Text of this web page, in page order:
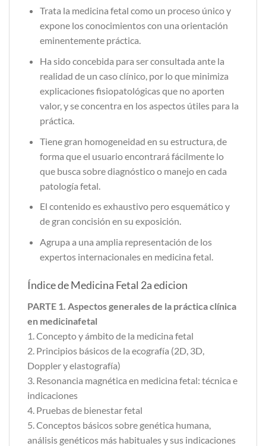
Trata la medicina fetal como un proceso único y
expone los conocimientos con una orientación
eminentemente práctica.
Ha sido concebida para ser consultada ante la
realidad de un caso clínico, por lo que minimiza
explicaciones fisiopatológicas que no aporten
valor, y se concentra en los aspectos útiles para la
práctica.
Tiene gran homogeneidad en su estructura, de
forma que el usuario encontrará fácilmente lo
que busca sobre diagnóstico o manejo en cada
patología fetal.
El contenido es exhaustivo pero esquemático y
de gran concisión en su exposición.
Agrupa a una amplia representación de los
expertos internacionales en medicina fetal.
Índice de Medicina Fetal 2a edicion
PARTE 1. Aspectos generales de la práctica clínica
en medicinafetal
1. Concepto y ámbito de la medicina fetal
2. Principios básicos de la ecografía (2D, 3D,
Doppler y elastografía)
3. Resonancia magnética en medicina fetal: técnica e
indicaciones
4. Pruebas de bienestar fetal
5. Conceptos básicos sobre genética humana,
análisis genéticos más habituales y sus indicaciones